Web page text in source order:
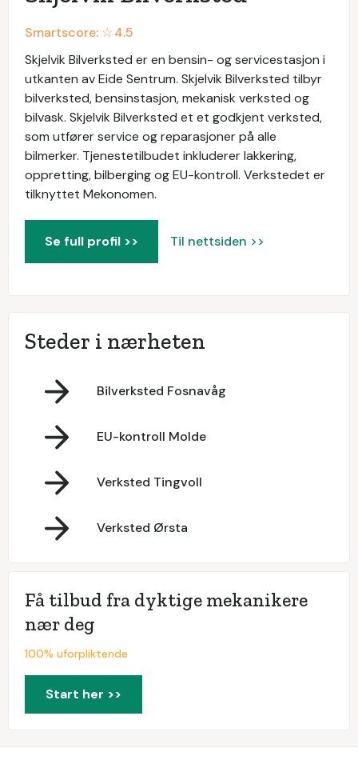
Smartscore: ☆4.5
Skjelvik Bilverksted er en bensin- og servicestasjon i
utkanten av Eide Sentrum. Skjelvik Bilverksted tilbyr
bilverksted, bensinstasjon, mekanisk verksted og
bilvask. Skjelvik Bilverksted et et godkjent verksted,
som utfører service og reparasjoner på alle
bilmerker. Tjenestetilbudet inkluderer lakkering,
oppretting, bilberging og EU-kontroll. Verkstedet er
tilknyttet Mekonomen.
Se full profil >> Til nettsiden >>
Steder i nærheten
Bilverksted Fosnavåg
EU-kontroll Molde
Verksted Tingvoll
Verksted Ørsta
Få tilbud fra dyktige mekanikere
nær deg
100% uforpliktende
Start her >>